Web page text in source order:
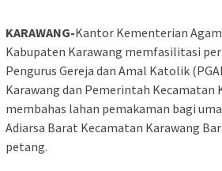
KARAWANG-Kantor Kementerian
Kabupaten Karawang memfasilitasi
Pengurus Gereja dan Amal Katolik
Karawang dan Pemerintah Kecamatan
membahas lahan pemakaman bagi
Adiarsa Barat Kecamatan Karawang
petang.